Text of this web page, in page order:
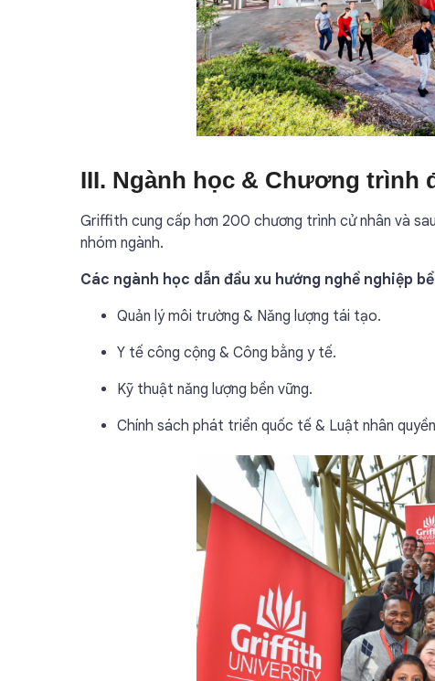
III. Ngành học & Chương trình
Griffith cung cấp hơn 200 chương trình cử nhân và
nhóm ngành.
Các ngành học dẫn đầu xu hướng nghề nghiệp
Quản lý môi trường & Năng lượng tái tạo.
Y tế công cộng & Công bằng y tế.
Kỹ thuật năng lượng bền vững.
Chính sách phát triển quốc tế & Luật nhân